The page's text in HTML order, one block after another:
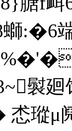
螄
褽廻
瑽μ